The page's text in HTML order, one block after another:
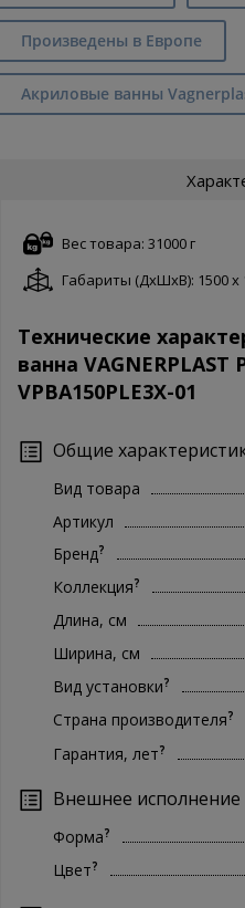
Произведены в Европе
Акриловые ванны
Вес товара: 31000 г
Габариты (ДxШxВ): 1500 x
Технические
ванна VAGNERPLAST
VPBA150PLE3X-01
Общие
Вид товара
Артикул
Бренд?
Коллекция?
Длина, см
Ширина, см
Вид установки?
Страна производителя?
Гарантия, лет?
Внешнее исполнение
Форма?
Цвет?